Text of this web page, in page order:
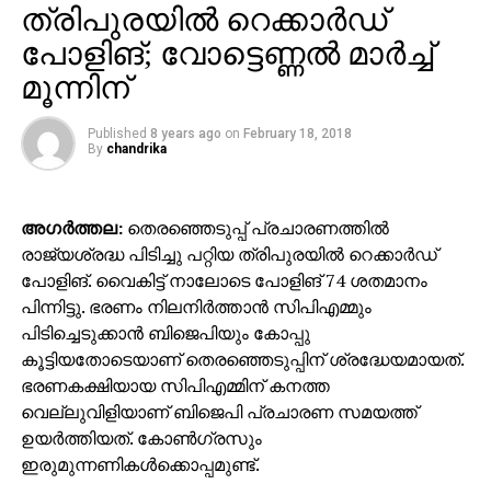
ത്രിപുരയില്‍ റെക്കാര്‍ഡ്
പോളിങ്; വോട്ടെണ്ണല്‍ മാര്‍ച്ച്
മൂന്നിന്
Published 8 years ago on February 18, 2018
By chandrika
അഗര്‍ത്തല:തെരഞ്ഞെടുപ്പ് പ്രചാരണത്തില്‍
രാജ്യശ്രദ്ധ പിടിച്ചു പറ്റിയ ത്രിപുരയില്‍ റെക്കാര്‍ഡ്
പോളിങ്. വൈകിട്ട് നാലോടെ പോളിങ് 74 ശതമാനം
പിന്നിട്ടു. ഭരണം നിലനിര്‍ത്താന്‍ സിപിഎമ്മും
പിടിച്ചെടുക്കാന്‍ ബിജെപിയും കോപ്പു
കൂട്ടിയതോടെയാണ് തെരഞ്ഞെടുപ്പിന് ശ്രദ്ധേയമായത്.
ഭരണകക്ഷിയായ സിപിഎമ്മിന് കനത്ത
വെല്ലുവിളിയാണ് ബിജെപി പ്രചാരണ സമയത്ത്
ഉയര്‍ത്തിയത്. കോണ്‍ഗ്രസും
ഇരുമുന്നണികള്‍ക്കൊപ്പമുണ്ട്.